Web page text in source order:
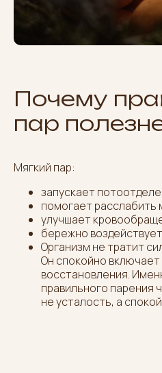
Почему
пар
Мягкий пар:
запускает
помогает расслабить
улучшает
бережно
Организм не тратит
Он спокойно
восстановления.
правильного парения
не усталость, а